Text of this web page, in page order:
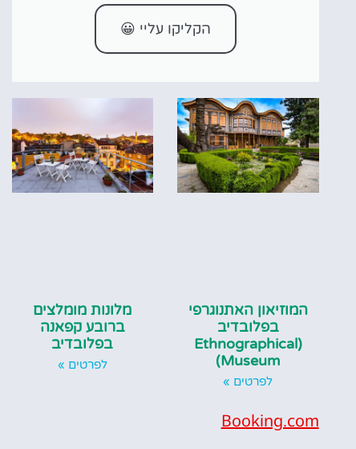
הקליקו עליי 😀
המוזיאון האתנוגרפי
בפלובדיב
(Ethnographical
Museum)
לפרטים »
מלונות מומלצים
ברובע קפאנה
בפלובדיב
לפרטים »
Booking.com